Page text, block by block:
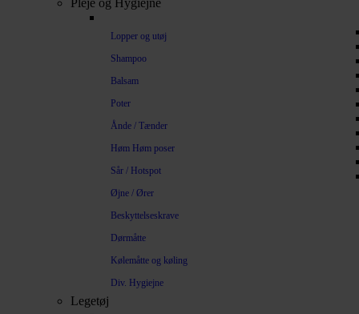
Pleje og Hygiejne
Lopper og utøj
Shampoo
Balsam
Poter
Ånde / Tænder
Høm Høm poser
Sår / Hotspot
Øjne / Ører
Beskyttelseskrave
Dørmåtte
Kølemåtte og køling
Div. Hygiejne
Legetøj